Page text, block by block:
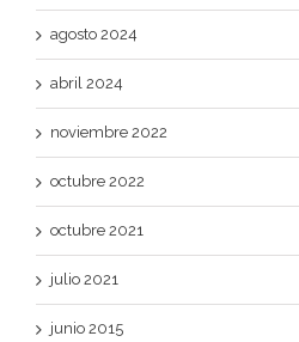
agosto 2024
abril 2024
noviembre 2022
octubre 2022
octubre 2021
julio 2021
junio 2015